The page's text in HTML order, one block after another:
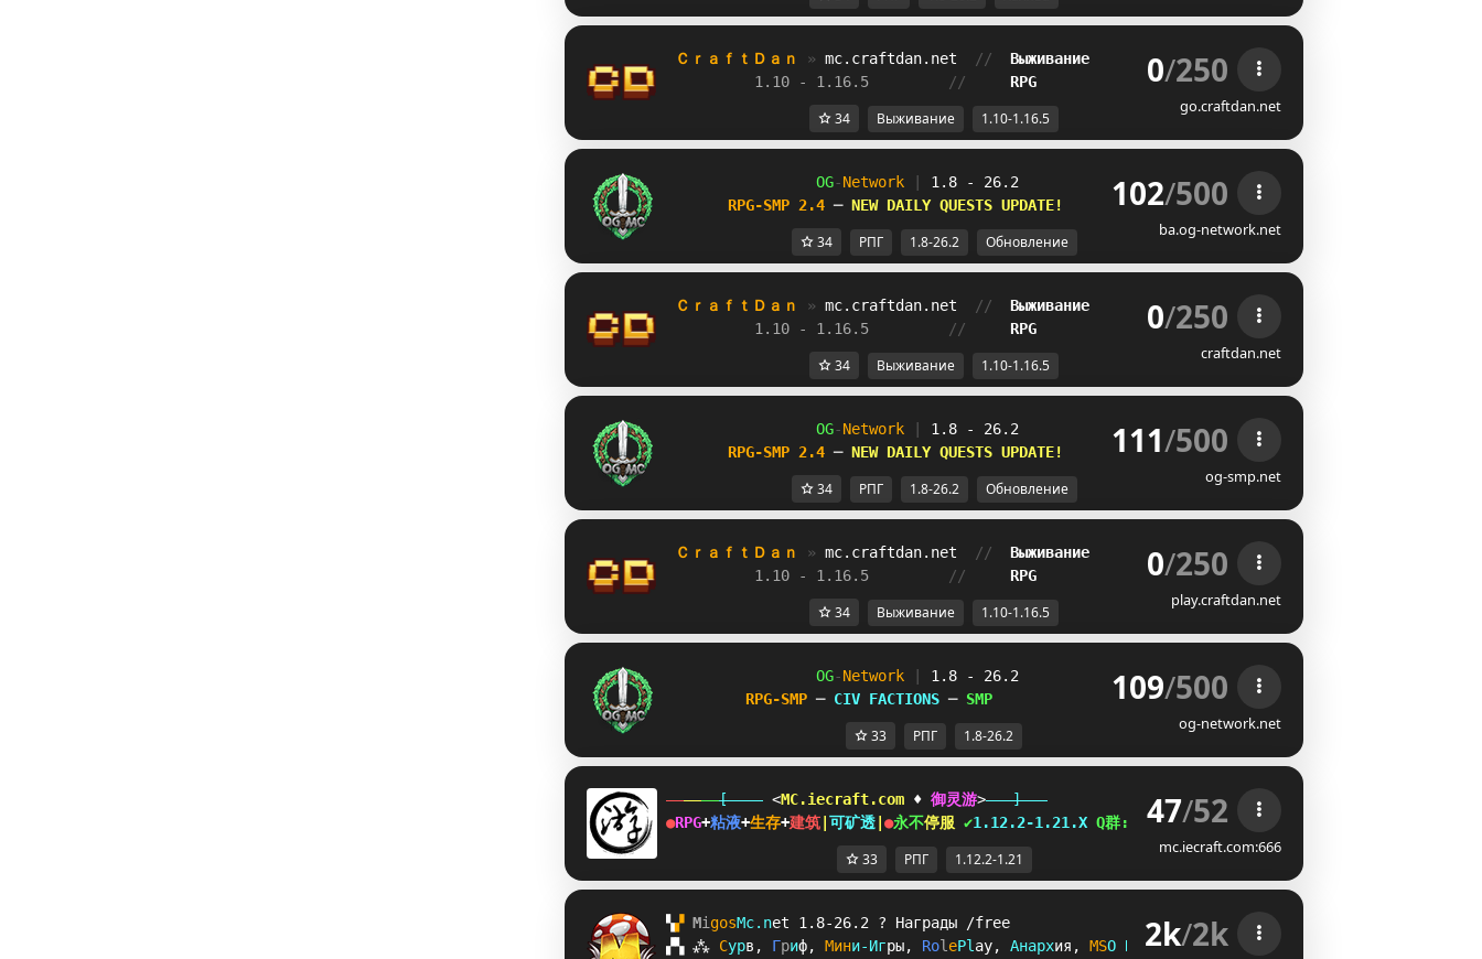
ＣｒａｆｔＤａｎ » mc.craftdan.net // Выживание
1.10 - 1.16.5
// RPG 0/250
go.craftdan.net
34 Выживание 1.10-1.16.5
OG-Network
1.8 - 26.2
RPG-SMP 2.4 ─ NEW DAILY QUESTS UPDATE! 102/500
ba.og-network.net
34 РПГ 1.8-26.2 Обновление
ＣｒａｆｔＤａｎ » mc.craftdan.net // Выживание
1.10 - 1.16.5
// RPG 0/250
craftdan.net
34 Выживание 1.10-1.16.5
OG-Network
1.8 - 26.2
RPG-SMP 2.4 ─ NEW DAILY QUESTS UPDATE! 111/500
og-smp.net
34 РПГ 1.8-26.2 Обновление
ＣｒａｆｔＤａｎ » mc.craftdan.net // Выживание
1.10 - 1.16.5
// RPG 0/250
play.craftdan.net
34 Выживание 1.10-1.16.5
OG-Network
1.8 - 26.2
RPG-SMP ─ CIV FACTIONS ─ SMP 109/500
og-network.net
33 РПГ 1.8-26.2
[ <MC.iecraft.com ♦ 御灵游> ]
●RPG+粘液+生存+建筑 可矿透 ●永不停服 ✔1.12.2-1.21.X Q群: 650618427
47/52
mc.iecraft.com:666
33 РПГ 1.12.2-1.21
▚▞ Mi gosMc. net 1.8-26.2 ? Награды /free
▞▚ ⁂ Сурв , Гриф, Мини-Игры, Rol ePl ay, Анархия , MSO R G
2k/2k